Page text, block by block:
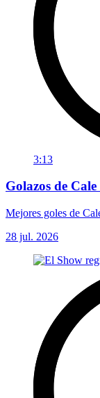
3:13
Golazos de
Mejores goles de
28 jul. 2026